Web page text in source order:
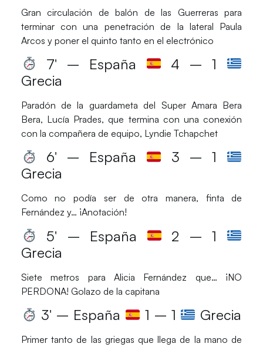
Gran circulación de balón de las Guerreras para
terminar con una penetración de la lateral Paula
Arcos y poner el quinto tanto en el electrónico
7′ – España
4 – 1
Grecia
Paradón de la guardameta del Super Amara Bera
Bera, Lucía Prades, que termina con una conexión
con la compañera de equipo, Lyndie Tchapchet
6′ – España
3 – 1
Grecia
Como no podía ser de otra manera, finta de
Fernández y… ¡Anotación!
5′ – España
2 – 1
Grecia
Siete metros para Alicia Fernández que… ¡NO
PERDONA! Golazo de la capitana
3′ – España 1 – 1 Grecia
Primer tanto de las griegas que llega de la mano de